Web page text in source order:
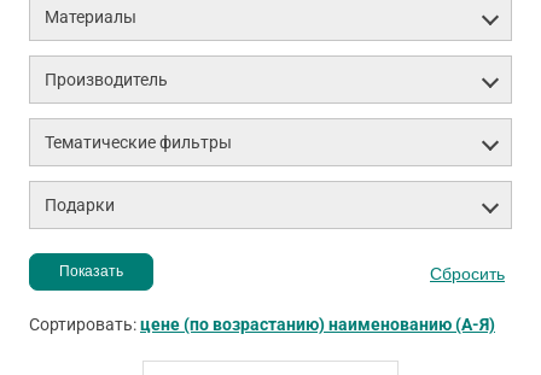
Материалы
Производитель
Тематические фильтры
Подарки
Сортировать:цене (по возрастанию)наименованию (А-Я)